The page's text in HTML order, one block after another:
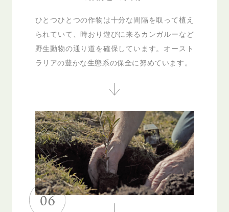
ひとつひとつの作物は十分な間隔を取って植え
られていて、時おり遊びに来るカンガルーなど
野生動物の通り道を確保しています。オースト
ラリアの豊かな生態系の保全に努めています。